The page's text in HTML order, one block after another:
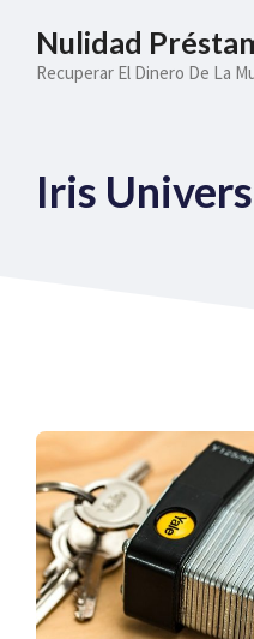
contenido
Nulidad
Recuperar El Dinero De La
Iris